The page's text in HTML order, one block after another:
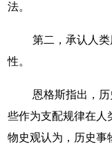
法。
第二，承认人
性。
恩格斯指出，
些作为支配规律在人
物史观认为，历史事